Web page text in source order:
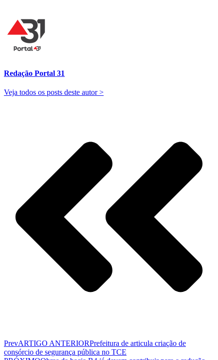
Redação Portal 31
Veja todos os posts deste autor >
PrevARTIGO ANTERIORPrefeitura de articula criação de
consórcio de segurança pública no TCE